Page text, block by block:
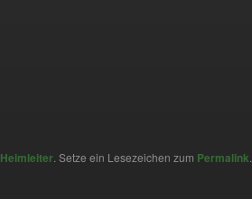
Heimleiter. Setze ein Lesezeichen zum Permalink.